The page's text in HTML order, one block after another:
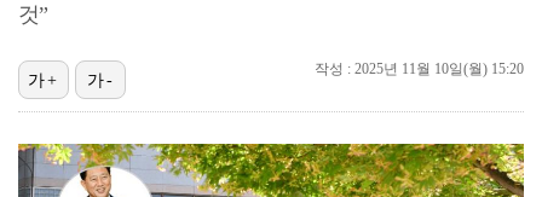
광주서구, 폭염 극복 얼음생수 10만병 무료 제공
곡성군, 겸면농공단지 청년문화센터 공모 선정 ‘총력’
것”
작성 : 2025년 11월 10일(월) 15:20
가+ 가-